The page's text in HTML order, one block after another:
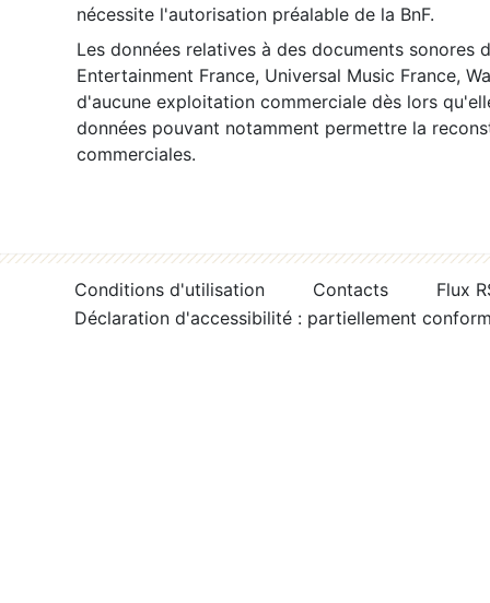
nécessite l'autorisation préalable de la BnF.
Les données relatives à des documents sonores
Entertainment France, Universal Music France,
d'aucune exploitation commerciale dès lors
données pouvant notamment permettre la
commerciales.
Conditions d'utilisation Contacts
Flux
Déclaration d'accessibilité : partiellement